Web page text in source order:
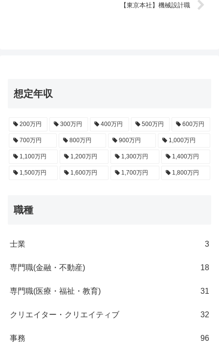
【東京本社】機械設計職
想定年収
200万円 300万円 400万円 500万円 600万円
700万円 800万円 900万円 1,000万円
1,100万円 1,200万円 1,300万円 1,400万円
1,500万円 1,600万円 1,700万円 1,800万円
職種
士業 3
専門職(金融・不動産) 18
専門職(医療・福祉・教育) 31
クリエイター・クリエイティブ 32
事務 96